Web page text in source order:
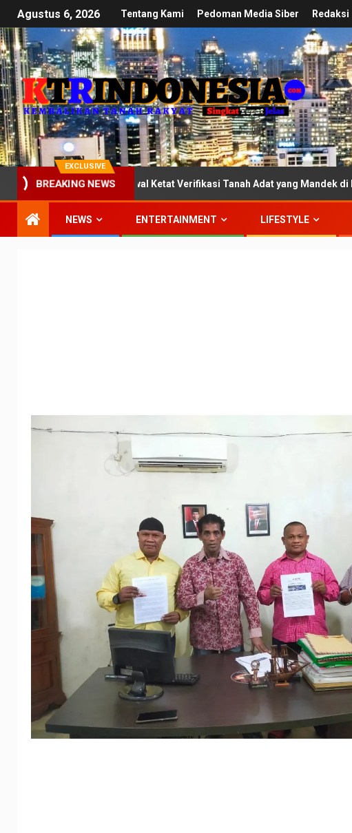
Agustus 6, 2026 Tentang Kami Pedoman Media Siber Redaksi
EXCLUSIVE
BREAKING NEWS
III DPR: Kawal Ketat Verifikasi Tanah Adat yang Mandek di Kementerian
NEWS ENTERTAINMENT LIFESTYLE